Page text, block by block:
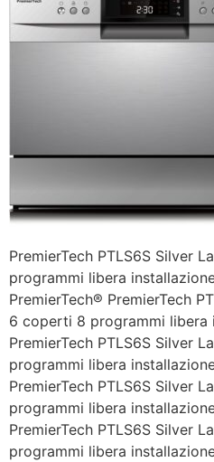
PremierTech PTLS6S Silver
programmi libera
PremierTech® PremierTech
6 coperti 8 programmi libera
PremierTech PTLS6S Silver
programmi libera
PremierTech PTLS6S Silver
programmi libera
PremierTech PTLS6S Silver
programmi libera